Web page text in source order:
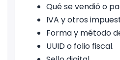
Qué se vendió o
IVA y otros
Forma y método
UUID o folio fiscal.